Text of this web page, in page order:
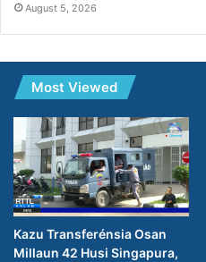
August 5, 2026
Most Viewed
Kazu Transferénsia Osan
Millaun 42 Husi Singapura,